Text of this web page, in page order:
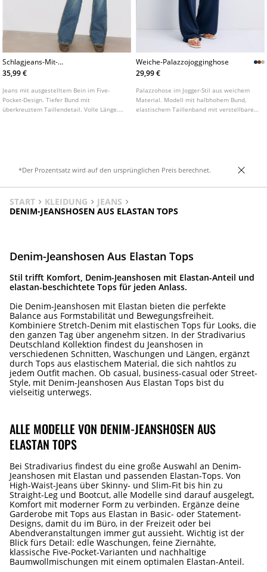
Schlagjeans-Mit-
Uberkreuztem-Bund
35,99 €
Jeans mit ausgestelltem Bein im Five-
Pocket-Design. Tiefer Bund mit
überkreuztem Taillendetail. Volle Länge.
Weiche-Palazzojogginghose
29,99 €
Palazzohose im Jogger-Stil aus weichem
Material. Modell mit halbhohem Bund,
elastischem Taillenband mit verstellbarem
*Der Prozentsatz wird auf den ursprünglichen Preis berechnet.
START KLEIDUNG
JEANS
DENIM-JEANSHOSEN AUS ELASTAN TOPS
Denim-Jeanshosen Aus Elastan Tops
Stil trifft Komfort, Denim-Jeanshosen mit Elastan-Anteil und
elastan-beschichtete Tops für jeden Anlass.
Die Denim-Jeanshosen mit Elastan bieten die perfekte
Balance aus Formstabilität und Bewegungsfreiheit.
Kombiniere Stretch-Denim mit elastischen Tops für Looks, die
den ganzen Tag über angenehm sitzen. In der Stradivarius
Deutschland Kollektion findest du Jeanshosen in
verschiedenen Schnitten, Waschungen und Längen, ergänzt
durch Tops aus elastischem Material, die sich nahtlos zu
jedem Outfit machen. Ob casual, business-casual oder Street-
Style, mit Denim-Jeanshosen Aus Elastan Tops bist du
vielseitig unterwegs.
ALLE MODELLE VON DENIM-JEANSHOSEN AUS
ELASTAN TOPS
Bei Stradivarius findest du eine große Auswahl an Denim-
Jeanshosen mit Elastan und passenden Elastan-Tops. Von
High-Waist-Jeans über Skinny- und Slim-Fit bis hin zu
Straight-Leg und Bootcut, alle Modelle sind darauf ausgelegt,
Komfort mit moderner Form zu verbinden. Ergänze deine
Garderobe mit Tops aus Elastan in Basic- oder Statement-
Designs, damit du im Büro, in der Freizeit oder bei
Abendveranstaltungen immer gut aussieht. Wichtig ist der
Blick fürs Detail: edle Waschungen, feine Ziernähte,
klassische Five-Pocket-Varianten und nachhaltige
Baumwollmischungen mit einem optimalen Elastan-Anteil.